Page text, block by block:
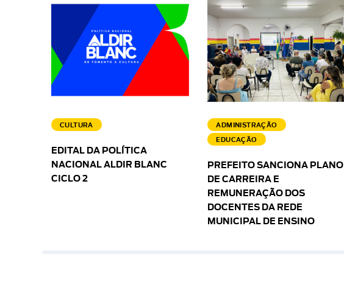
CULTURA
EDITAL DA POLÍTICA
NACIONAL ALDIR BLANC
CICLO 2
ADMINISTRAÇÃO
EDUCAÇÃO
PREFEITO SANCIONA PLANO
DE CARREIRA E
REMUNERAÇÃO DOS
DOCENTES DA REDE
MUNICIPAL DE ENSINO